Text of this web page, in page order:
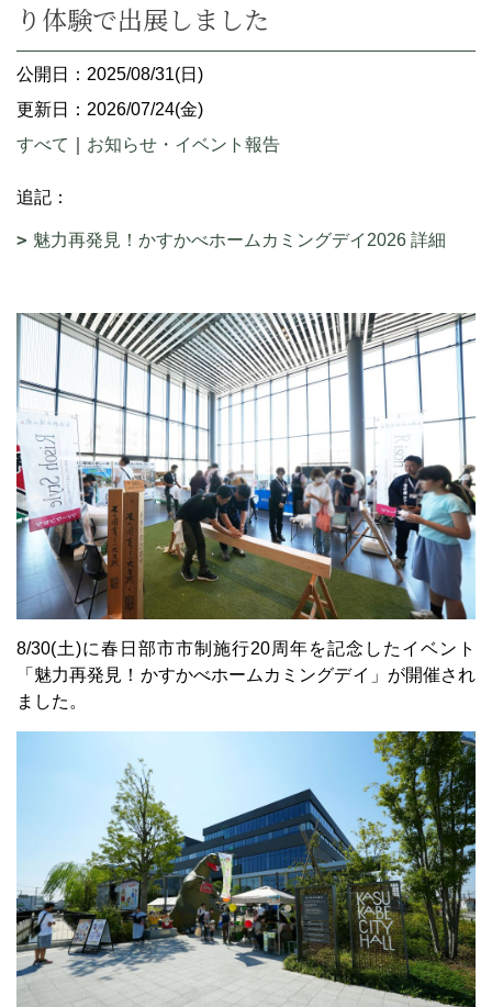
り体験で出展しました
公開日：2025/08/31(日)
更新日：2026/07/24(金)
すべて
お知らせ・イベント報告
追記：
魅力再発見！かすかべホームカミングデイ2026 詳細
8/30(土)に春日部市市制施行20周年を記念したイベント
「魅力再発見！かすかべホームカミングデイ」が開催され
ました。